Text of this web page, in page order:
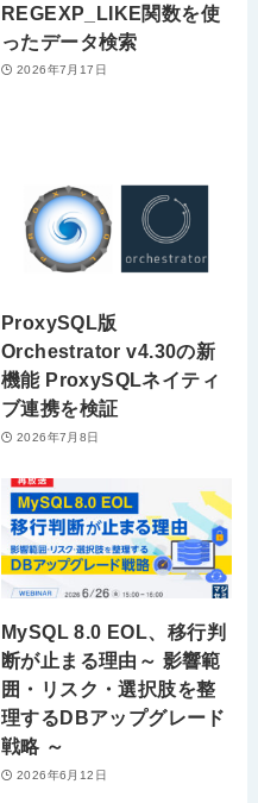
REGEXP_LIKE関数を使
ったデータ検索
2026年7月17日
ProxySQL版
Orchestrator v4.30の新
機能 ProxySQLネイティ
ブ連携を検証
2026年7月8日
MySQL 8.0 EOL、移行判
断が止まる理由～ 影響範
囲・リスク・選択肢を整
理するDBアップグレード
戦略 ～
2026年6月12日